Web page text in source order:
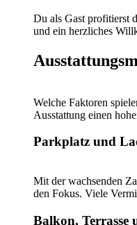
Du als Gast profitierst
und ein herzliches
Welche Faktoren
Ausstattung einen
Parkplatz und
Mit der wachsenden
den Fokus. Viele
Balkon, Terrasse